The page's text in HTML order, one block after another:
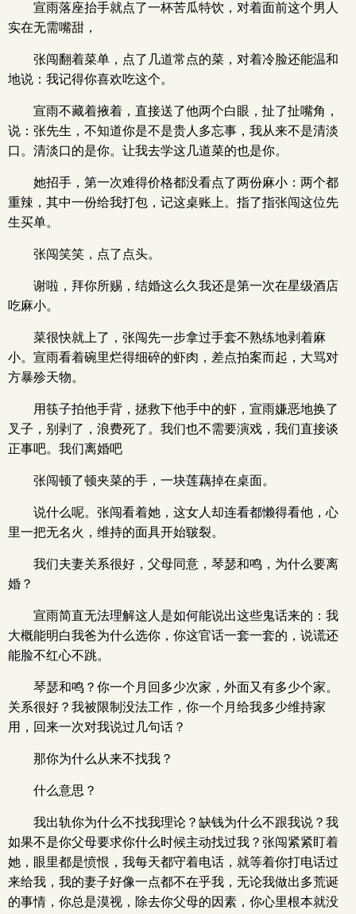
宣雨落座抬手就点了一杯苦瓜特饮，对着面前这个男人
实在无需嘴甜，
张闯翻着菜单，点了几道常点的菜，对着冷脸还能温和
地说：我记得你喜欢吃这个。
宣雨不藏着掖着，直接送了他两个白眼，扯了扯嘴角，
说：张先生，不知道你是不是贵人多忘事，我从来不是清淡
口。清淡口的是你。让我去学这几道菜的也是你。
她招手，第一次难得价格都没看点了两份麻小：两个都
重辣，其中一份给我打包，记这桌账上。指了指张闯这位先
生买单。
张闯笑笑，点了点头。
谢啦，拜你所赐，结婚这么久我还是第一次在星级酒店
吃麻小。
菜很快就上了，张闯先一步拿过手套不熟练地剥着麻
小。宣雨看着碗里烂得细碎的虾肉，差点拍案而起，大骂对
方暴殄天物。
用筷子拍他手背，拯救下他手中的虾，宣雨嫌恶地换了
叉子，别剥了，浪费死了。我们也不需要演戏，我们直接谈
正事吧。我们离婚吧
张闯顿了顿夹菜的手，一块莲藕掉在桌面。
说什么呢。张闯看着她，这女人却连看都懒得看他，心
里一把无名火，维持的面具开始皲裂。
我们夫妻关系很好，父母同意，琴瑟和鸣，为什么要离
婚？
宣雨简直无法理解这人是如何能说出这些鬼话来的：我
大概能明白我爸为什么选你，你这官话一套一套的，说谎还
能脸不红心不跳。
琴瑟和鸣？你一个月回多少次家，外面又有多少个家。
关系很好？我被限制没法工作，你一个月给我多少维持家
用，回来一次对我说过几句话？
那你为什么从来不找我？
什么意思？
我出轨你为什么不找我理论？缺钱为什么不跟我说？我
如果不是你父母要求你什么时候主动找过我？张闯紧紧盯着
她，眼里都是愤恨，我每天都守着电话，就等着你打电话过
来给我，我的妻子好像一点都不在乎我，无论我做出多荒诞
的事情，你总是漠视，除去你父母的因素，你心里根本就没